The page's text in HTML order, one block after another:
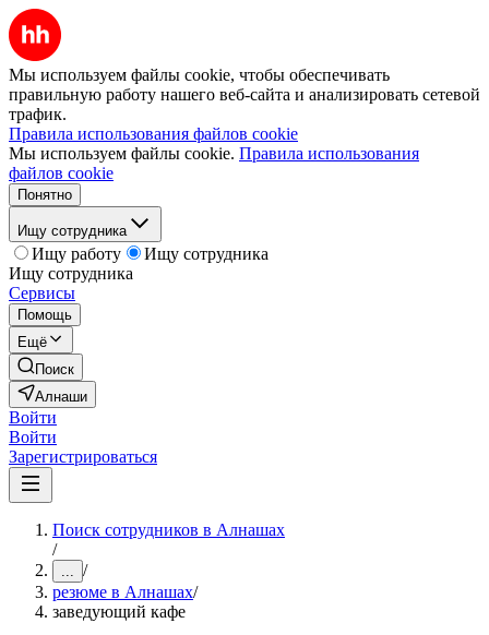
Мы используем файлы cookie, чтобы обеспечивать
правильную работу нашего веб-сайта и анализировать сетевой
трафик.
Правила использования файлов cookie
Мы используем файлы cookie. Правила использования
файлов cookie
Понятно
Ищу сотрудника
Ищу работу
Ищу сотрудника
Ищу сотрудника
Сервисы
Помощь
Ещё
Поиск
Алнаши
Войти
Войти
Зарегистрироваться
Поиск сотрудников в Алнашах
/
... /
резюме в Алнашах/
заведующий кафе